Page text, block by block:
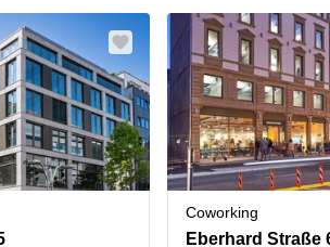
Coworking
Eberhard Straße